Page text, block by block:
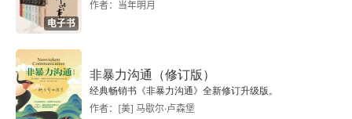
1.7 泛化与评估
欠拟合与过拟合
1.8 小结
电子书
作者：当年明月
非暴力沟通（修订版）
经典畅销书《非暴力沟通》全新修订升级版。
作者：[美] 马歇尔·卢森堡